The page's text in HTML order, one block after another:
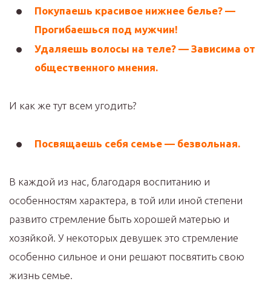
Покупаешь красивое нижнее белье? —
Прогибаешься под мужчин!
Удаляешь волосы на теле? — Зависима от
общественного мнения.
И как же тут всем угодить?
Посвящаешь себя семье — безвольная.
В каждой из нас, благодаря воспитанию и
особенностям характера, в той или иной степени
развито стремление быть хорошей матерью и
хозяйкой. У некоторых девушек это стремление
особенно сильное и они решают посвятить свою
жизнь семье.